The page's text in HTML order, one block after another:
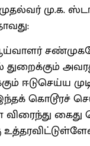
மு.க.
துறைக்கும்
ஈடுசெய்ய
கொடூரச்
விரைந்து